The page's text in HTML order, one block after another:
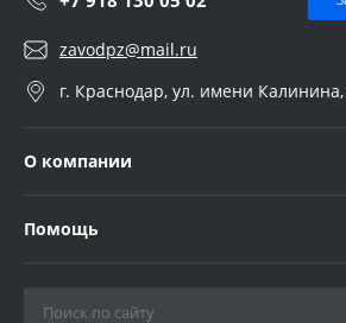
zavodpz@mail.ru
г. Краснодар, ул. имени
О компании
Помощь